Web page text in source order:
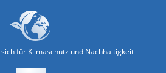
für Klimaschutz und Nachhaltigkeit